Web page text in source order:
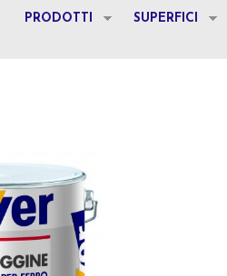
PRODOTTI SUPERFICI